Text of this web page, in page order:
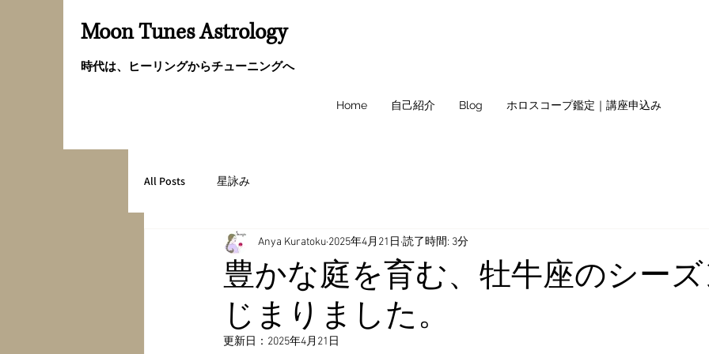
Moon Tunes Astrology
時代は、ヒーリングからチューニングへ
Home 自己紹介 Blog ホロスコープ鑑定｜講座申込み
All Posts 星詠み
豊かな庭を育む、牡牛座のシー
じまりました。
Anya Kuratoku 2025年4月21日 読了時間: 3分
更新日： 2025年4月21日